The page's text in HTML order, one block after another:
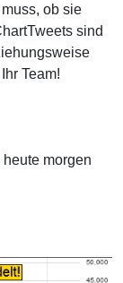
ob sie
sind
Team!
morgen